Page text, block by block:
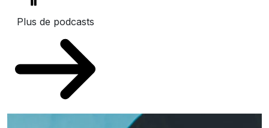
Plus de podcasts